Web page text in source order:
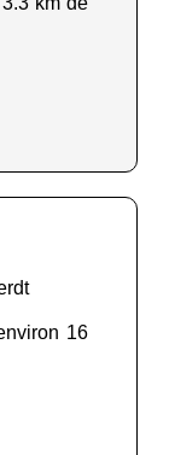
16